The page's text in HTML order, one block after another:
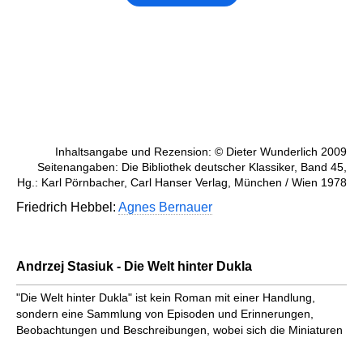
Inhaltsangabe und Rezension: © Dieter Wunderlich 2009
Seitenangaben: Die Bibliothek deutscher Klassiker, Band 45,
Hg.: Karl Pörnbacher, Carl Hanser Verlag, München / Wien 1978
Friedrich Hebbel: Agnes Bernauer
Andrzej Stasiuk - Die Welt hinter Dukla
"Die Welt hinter Dukla" ist kein Roman mit einer Handlung,
sondern eine Sammlung von Episoden und Erinnerungen,
Beobachtungen und Beschreibungen, wobei sich die Miniaturen